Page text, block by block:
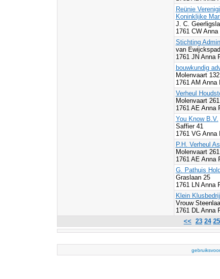
Reünie
Koninklijke
J. C.
1761 CW
Stichting
van
1761 JN Anna
bouwkundig
Molenvaart
1761 AM Anna
Verheul
Molenvaart 261
1761 AE Anna
You Know B.V.
Saffier 41
1761 VG Anna
P.H. Verheul
Molenvaart 261
1761 AE Anna
G. Pathuis
Graslaan 25
1761 LN Anna
Klein
Vrouw
1761 DL Anna
<< 23 24 25